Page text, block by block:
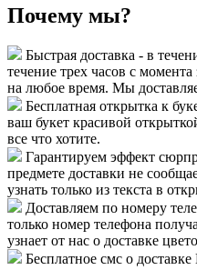
Почему мы?
Быстрая доставка - в
течение трех часов с
на любое время. Мы
Бесплатная открытка к
ваш букет красивой
все что хотите.
Гарантируем эффект
предмете доставки не
узнать только из текста в
Доставляем по номеру
только номер телефона
узнает от нас о доставке
Бесплатное смс о доставке